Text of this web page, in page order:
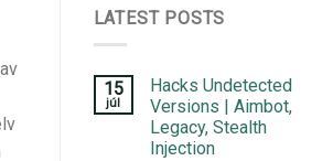
LATEST POSTS
15
júl
Hacks Undetected
Versions | Aimbot,
Legacy, Stealth
Injection